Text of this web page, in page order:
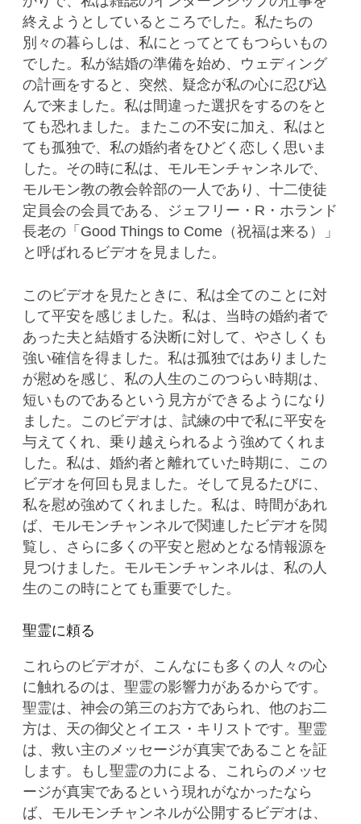
終えようとしているところでした。私たちの
別々の暮らしは、私にとってとてもつらいもの
でした。私が結婚の準備を始め、ウェディング
の計画をすると、突然、疑念が私の心に忍び込
んで来ました。私は間違った選択をするのをと
ても恐れました。またこの不安に加え、私はと
ても孤独で、私の婚約者をひどく恋しく思いま
した。その時に私は、モルモンチャンネルで、
モルモン教の教会幹部の一人であり、十二使徒
定員会の会員である、ジェフリー・R・ホランド
長老の「Good Things to Come（祝福は来る）」
と呼ばれるビデオを見ました。
このビデオを見たときに、私は全てのことに対
して平安を感じました。私は、当時の婚約者で
あった夫と結婚する決断に対して、やさしくも
強い確信を得ました。私は孤独ではありました
が慰めを感じ、私の人生のこのつらい時期は、
短いものであるという見方ができるようになり
ました。このビデオは、試練の中で私に平安を
与えてくれ、乗り越えられるよう強めてくれま
した。私は、婚約者と離れていた時期に、この
ビデオを何回も見ました。そして見るたびに、
私を慰め強めてくれました。私は、時間があれ
ば、モルモンチャンネルで関連したビデオを閲
覧し、さらに多くの平安と慰めとなる情報源を
見つけました。モルモンチャンネルは、私の人
生のこの時にとても重要でした。
聖霊に頼る
これらのビデオが、こんなにも多くの人々の心
に触れるのは、聖霊の影響力があるからです。
聖霊は、神会の第三のお方であられ、他のお二
方は、天の御父とイエス・キリストです。聖霊
は、救い主のメッセージが真実であることを証
します。もし聖霊の力による、これらのメッセ
ージが真実であるという現れがなかったなら
ば、モルモンチャンネルが公開するビデオは、